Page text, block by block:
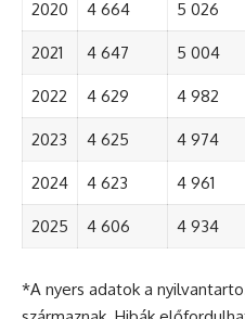
2020 4 664 5 026
2021 4 647 5 004
2022 4 629 4 982
2023 4 625 4 974
2024 4 623 4 961
2025 4 606 4 934
*A nyers adatok a